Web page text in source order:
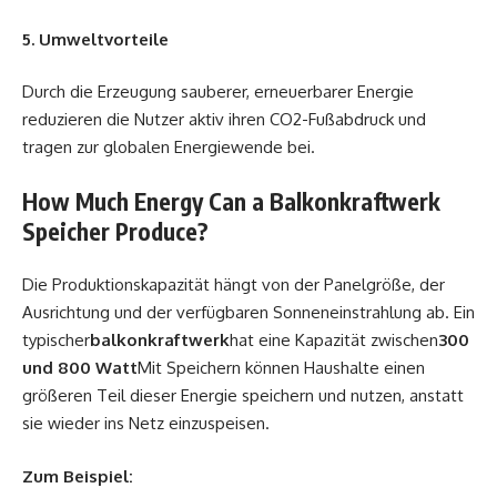
5. Umweltvorteile
Durch die Erzeugung sauberer, erneuerbarer Energie
reduzieren die Nutzer aktiv ihren CO2-Fußabdruck und
tragen zur globalen Energiewende bei.
How Much Energy Can a Balkonkraftwerk
Speicher Produce?
Die Produktionskapazität hängt von der Panelgröße, der
Ausrichtung und der verfügbaren Sonneneinstrahlung ab. Ein
typischerbalkonkraftwerkhat eine Kapazität zwischen300
und 800 WattMit Speichern können Haushalte einen
größeren Teil dieser Energie speichern und nutzen, anstatt
sie wieder ins Netz einzuspeisen.
Zum Beispiel: